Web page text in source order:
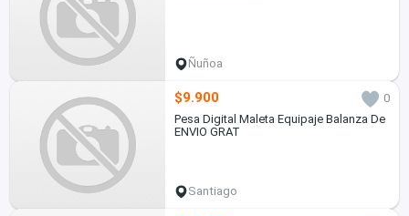
Ñuñoa
$9.900
0
Pesa Digital Maleta Equipaje Balanza De
ENVIO GRAT
Santiago